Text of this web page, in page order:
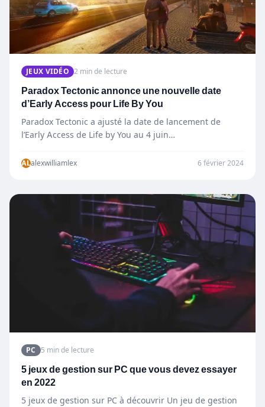
JEUX VIDÉO 2 min de lecture
Paradox Tectonic annonce une nouvelle date
d’Early Access pour Life By You
Paradox Tectonic a ajusté la date de lancement de
l’Early Access de Life by You au 4 juin…
ALalexwilliamlex 6 février 2024
PC 5 min de lecture
5 jeux de gestion sur PC que vous devez essayer
en 2022
5 jeux de gestion sur PC à découvrir Un jeu de gestion